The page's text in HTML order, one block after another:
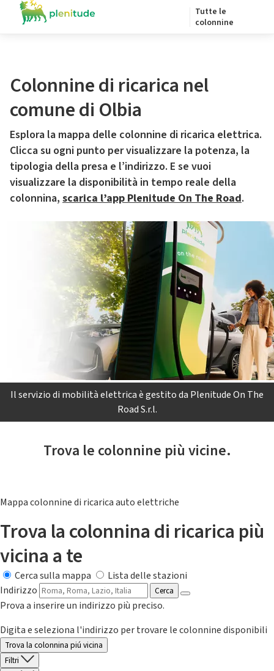
Tutte le
colonnine
Colonnine di ricarica nel
comune di Olbia
Esplora la mappa delle colonnine di ricarica elettrica.
Clicca su ogni punto per visualizzare la potenza, la
tipologia della presa e l’indirizzo. E se vuoi
visualizzare la disponibilità in tempo reale della
colonnina, scarica l’app Plenitude On The Road.
Il servizio di mobilità elettrica è gestito da Plenitude On The
Road S.r.l.
Trova le colonnine più vicine.
Mappa colonnine di ricarica auto elettriche
Trova la colonnina di ricarica più
vicina a te
Cerca sulla mappa
Lista delle stazioni
Indirizzo
Cerca
Prova a inserire un indirizzo più preciso.
Digita e seleziona l'indirizzo per trovare le colonnine disponibili
Trova la colonnina piú vicina
Filtri